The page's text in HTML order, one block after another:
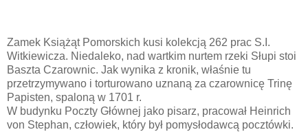
Zamek Książąt Pomorskich kusi kolekcją 262 prac S.I.
Witkiewicza. Niedaleko, nad wartkim nurtem rzeki Słupi stoi
Baszta Czarownic. Jak wynika z kronik, właśnie tu
przetrzymywano i torturowano uznaną za czarownicę Trinę
Papisten, spaloną w 1701 r.
W budynku Poczty Głównej jako pisarz, pracował Heinrich
von Stephan, człowiek, który był pomysłodawcą pocztówki.